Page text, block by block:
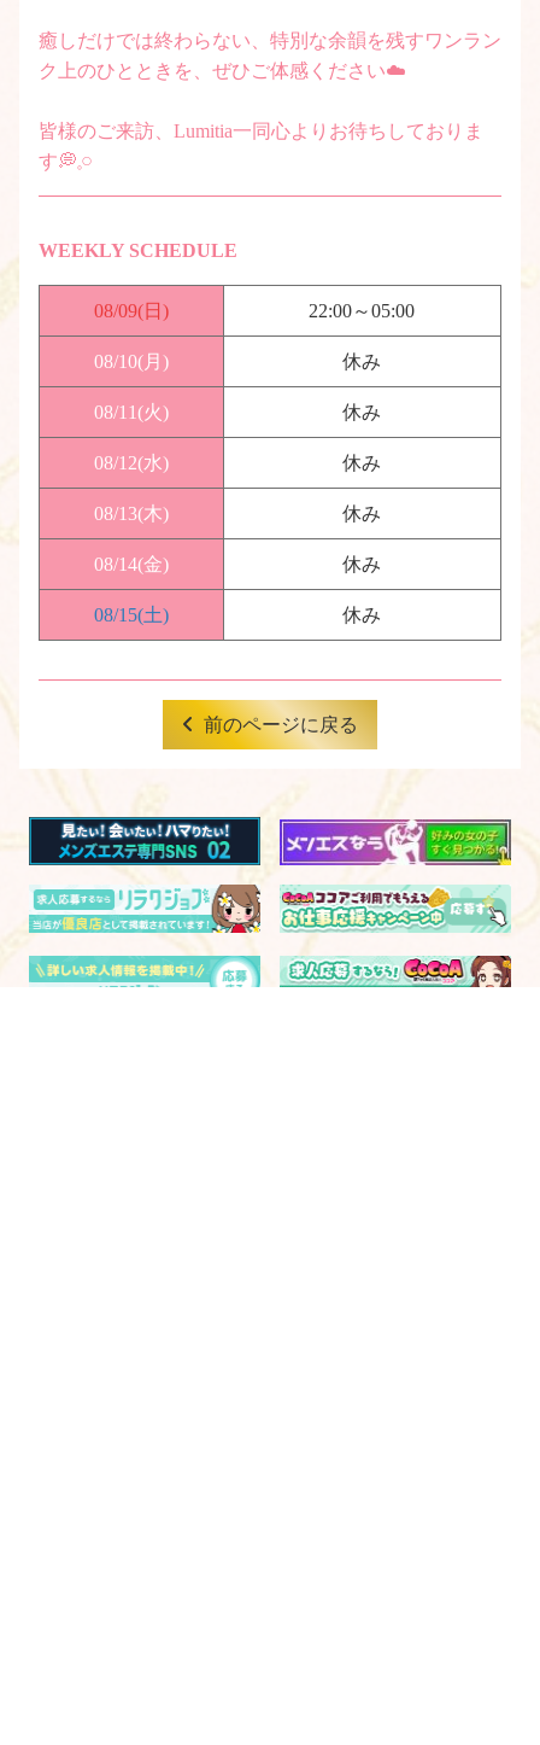
癒しだけでは終わらない、特別な余韻を残すワンラン
ク上のひとときを、ぜひご体感ください☁️
皆様のご来訪、Lumitia一同心よりお待ちしておりま
す💭𓈒𓏸
WEEKLY SCHEDULE
08/09(日)
08/10(月)
08/11(火)
08/12(水)
08/13(木)
08/14(金)
08/15(土)
22:00～05:00
休み
休み
休み
休み
休み
休み
前のページに戻る